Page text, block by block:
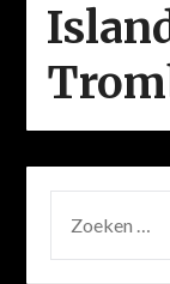
NAAR: